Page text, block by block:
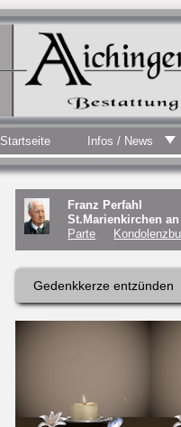
Startseite Infos / News
Franz Perfahl
St.Marienkirchen
Parte
Gedenkkerze entzünden